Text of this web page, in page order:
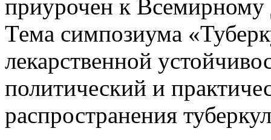
приурочен к
Тема симпозиума
лекарственной
политический и
распространения